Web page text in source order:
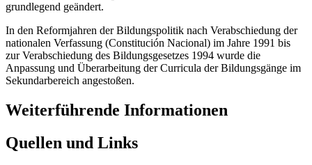
grundlegend geändert.
In den Reformjahren der Bildungspolitik nach Verabschiedung der
nationalen Verfassung (Constitución Nacional) im Jahre 1991 bis
zur Verabschiedung des Bildungsgesetzes 1994 wurde die
Anpassung und Überarbeitung der Curricula der Bildungsgänge im
Sekundarbereich angestoßen.
Weiterführende Informationen
Quellen und Links